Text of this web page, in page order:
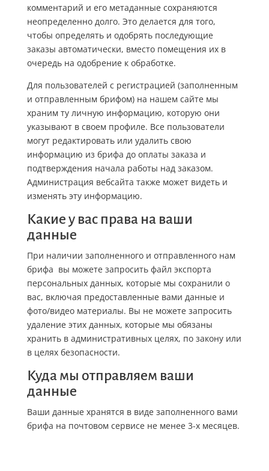
комментарий и его метаданные сохраняются
неопределенно долго. Это делается для того,
чтобы определять и одобрять последующие
заказы автоматически, вместо помещения их в
очередь на одобрение к обработке.
Для пользователей с регистрацией (заполненным
и отправленным брифом) на нашем сайте мы
храним ту личную информацию, которую они
указывают в своем профиле. Все пользователи
могут редактировать или удалить свою
информацию из брифа до оплаты заказа и
подтверждения начала работы над заказом.
Администрация вебсайта также может видеть и
изменять эту информацию.
Какие у вас права на ваши
данные
При наличии заполненного и отправленного нам
брифа вы можете запросить файл экспорта
персональных данных, которые мы сохранили о
вас, включая предоставленные вами данные и
фото/видео материалы. Вы не можете запросить
удаление этих данных, которые мы обязаны
хранить в административных целях, по закону или
в целях безопасности.
Куда мы отправляем ваши
данные
Ваши данные хранятся в виде заполненного вами
брифа на почтовом сервисе не менее 3-х месяцев.